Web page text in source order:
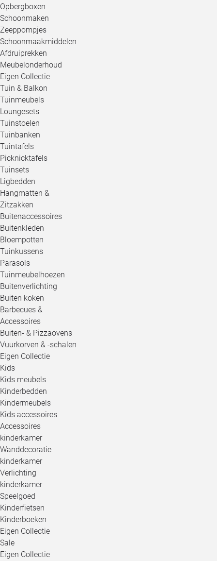
Opbergboxen
Schoonmaken
Zeeppompjes
Schoonmaakmiddelen
Afdruiprekken
Meubelonderhoud
Eigen Collectie
Tuin & Balkon
Tuinmeubels
Loungesets
Tuinstoelen
Tuinbanken
Tuintafels
Picknicktafels
Tuinsets
Ligbedden
Hangmatten &
Zitzakken
Buitenaccessoires
Buitenkleden
Bloempotten
Tuinkussens
Parasols
Tuinmeubelhoezen
Buitenverlichting
Buiten koken
Barbecues &
Accessoires
Buiten- & Pizzaovens
Vuurkorven & -schalen
Eigen Collectie
Kids
Kids meubels
Kinderbedden
Kindermeubels
Kids accessoires
Accessoires
kinderkamer
Wanddecoratie
kinderkamer
Verlichting
kinderkamer
Speelgoed
Kinderfietsen
Kinderboeken
Eigen Collectie
Sale
Eigen Collectie